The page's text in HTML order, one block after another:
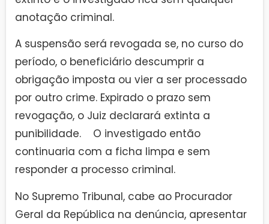
anotação criminal.
A suspensão será revogada se, no curso do
período, o beneficiário descumprir a
obrigação imposta ou vier a ser processado
por outro crime. Expirado o prazo sem
revogação, o Juiz declarará extinta a
punibilidade. O investigado então
continuaria com a ficha limpa e sem
responder a processo criminal.
No Supremo Tribunal, cabe ao Procurador
Geral da República na denúncia, apresentar